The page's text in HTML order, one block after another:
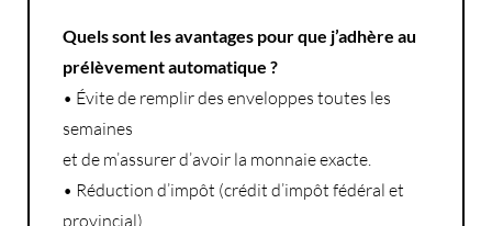
Quels sont les avantages pour que j’adhère au
prélèvement automatique ?
• Évite de remplir des enveloppes toutes les
semaines
et de m’assurer d’avoir la monnaie exacte.
• Réduction d’impôt (crédit d’impôt fédéral et
provincial)